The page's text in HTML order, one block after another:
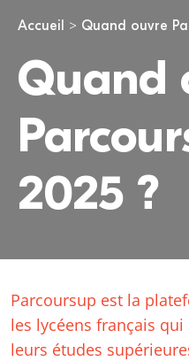
Vous êtes ici
Accueil Quand ouvre
Quand
2025 ?
Parcoursup est la
les lycéens français
leurs études